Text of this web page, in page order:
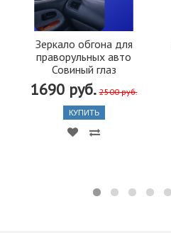
Зеркало обгона для
праворульных авто
Совиный глаз
1690 руб. 2500 руб.
КУПИТЬ